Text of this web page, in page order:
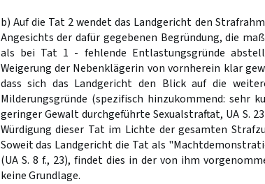
b) Auf die Tat 2 wendet das Landgericht den
Angesichts der dafür gegebenen Begründung, die
als bei Tat 1 - fehlende Entlastungsgründe
Weigerung der Nebenklägerin von vornherein klar
dass sich das Landgericht den Blick auf die
Milderungsgründe (spezifisch hinzukommend: sehr
geringer Gewalt durchgeführte Sexualstraftat, UA S.
Würdigung dieser Tat im Lichte der gesamten
Soweit das Landgericht die Tat als
(UA S. 8 f., 23), findet dies in der von ihm
keine Grundlage.